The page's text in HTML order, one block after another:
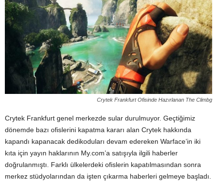
Crytek Frankfurt Ofisinde Hazırlanan The Climbg
Crytek Frankfurt genel merkezde sular durulmuyor. Geçtiğimiz
dönemde bazı ofislerini kapatma kararı alan Crytek hakkında
kapandı kapanacak dedikoduları devam edereken Warface’in iki
kıta için yayın haklarının My.com’a satışıyla ilgili haberler
doğrulanmıştı. Farklı ülkelerdeki ofislerin kapatılmasından sonra
merkez stüdyolarından da işten çıkarma haberleri gelmeye başladı.